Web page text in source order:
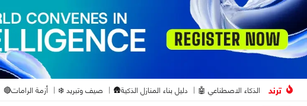
ترند الذكاء الاصطناعي 🤖 دليل بناء المنازل الذكية🛖 صيف وتبريد ❄️ أزمة الرامات🔴